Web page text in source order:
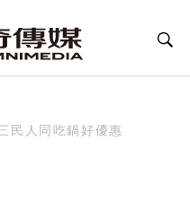
民人同吃鍋好優惠